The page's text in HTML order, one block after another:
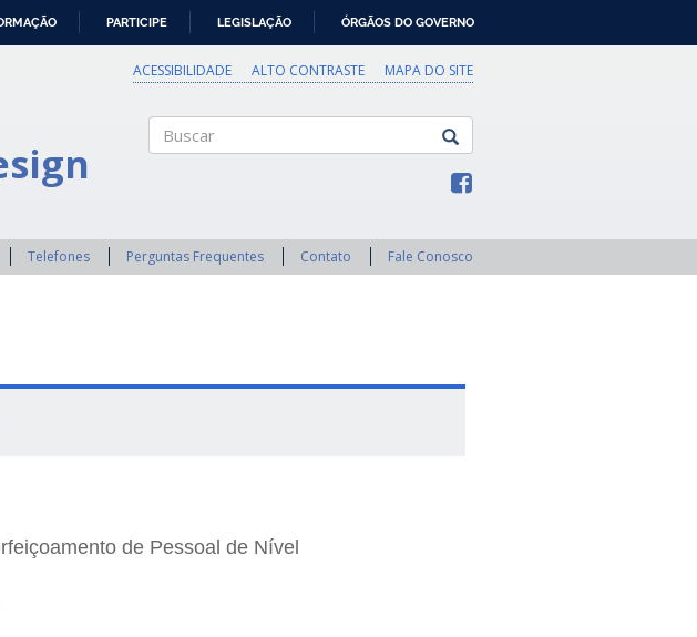
PARTICIPE LEGISLAÇÃO ÓRGÃOS DO GOVERNO
ACESSIBILIDADE ALTO CONTRASTE MAPA DO SITE
Telefones Perguntas Frequentes Contato Fale Conosco
de Pessoal de Nível